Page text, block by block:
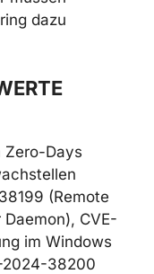
dazu
Zero-Days
(Remote
CVE-
im Windows
2024-38200